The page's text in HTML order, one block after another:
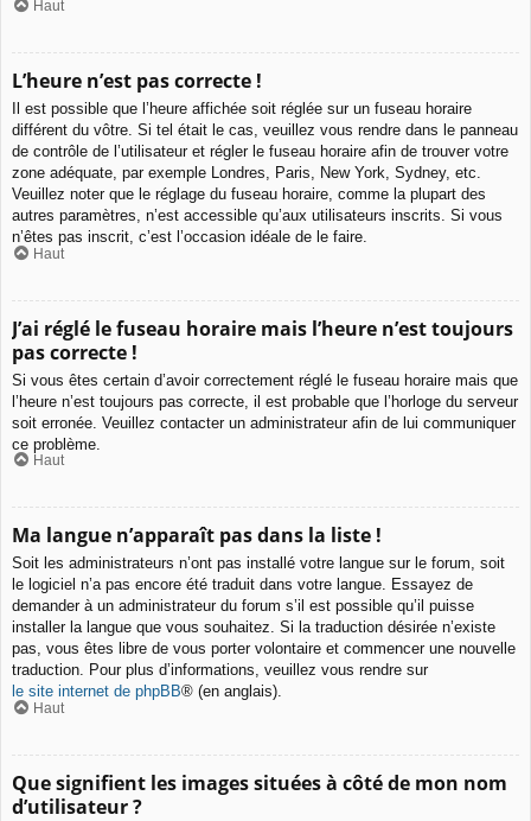
Haut
L’heure n’est pas correcte !
Il est possible que l’heure affichée soit réglée sur un fuseau horaire
différent du vôtre. Si tel était le cas, veuillez vous rendre dans le panneau
de contrôle de l’utilisateur et régler le fuseau horaire afin de trouver votre
zone adéquate, par exemple Londres, Paris, New York, Sydney, etc.
Veuillez noter que le réglage du fuseau horaire, comme la plupart des
autres paramètres, n’est accessible qu’aux utilisateurs inscrits. Si vous
n’êtes pas inscrit, c’est l’occasion idéale de le faire.
Haut
J’ai réglé le fuseau horaire mais l’heure n’est toujours
pas correcte !
Si vous êtes certain d’avoir correctement réglé le fuseau horaire mais que
l’heure n’est toujours pas correcte, il est probable que l’horloge du serveur
soit erronée. Veuillez contacter un administrateur afin de lui communiquer
ce problème.
Haut
Ma langue n’apparaît pas dans la liste !
Soit les administrateurs n’ont pas installé votre langue sur le forum, soit
le logiciel n’a pas encore été traduit dans votre langue. Essayez de
demander à un administrateur du forum s’il est possible qu’il puisse
installer la langue que vous souhaitez. Si la traduction désirée n’existe
pas, vous êtes libre de vous porter volontaire et commencer une nouvelle
traduction. Pour plus d’informations, veuillez vous rendre sur
le site internet de phpBB® (en anglais).
Haut
Que signifient les images situées à côté de mon nom
d’utilisateur ?